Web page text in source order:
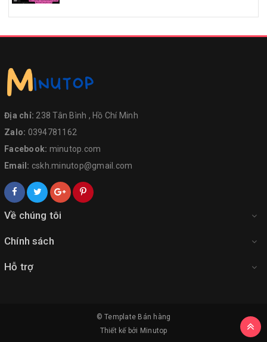
Địa chỉ: 238 Tân Bình , Hồ Chí Minh
Zalo: 0394781162
Facebook: minutop.com
Email: cskh.minutop@gmail.com
Về chúng tôi
Chính sách
Hỗ trợ
© Template Bán hàng
Thiết kế bởi Minutop